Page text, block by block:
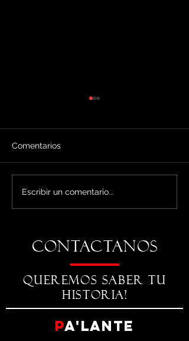
Cerro Pelado - Palante
Tour
Comentarios
Escribir un comentario...
CONTACTANOS
QUEREMOS SABER TU
HISTORIA!
Pa'Lante